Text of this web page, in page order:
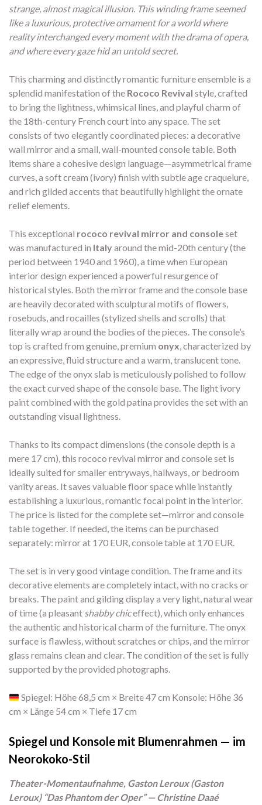
strange, almost magical illusion. This winding frame seemed
like a luxurious, protective ornament for a world where
reality interchanged every moment with the drama of opera,
and where every gaze hid an untold secret.
This charming and distinctly romantic furniture ensemble is a
splendid manifestation of the Rococo Revival style, crafted
to bring the lightness, whimsical lines, and playful charm of
the 18th-century French court into any space. The set
consists of two elegantly coordinated pieces: a decorative
wall mirror and a small, wall-mounted console table. Both
items share a cohesive design language—asymmetrical frame
curves, a soft cream (ivory) finish with subtle age craquelure,
and rich gilded accents that beautifully highlight the ornate
relief elements.
This exceptional rococo revival mirror and consoleset
was manufactured in Italyaround the mid-20th century (the
period between 1940 and 1960), a time when European
interior design experienced a powerful resurgence of
historical styles. Both the mirror frame and the console base
are heavily decorated with sculptural motifs of flowers,
rosebuds, and rocailles (stylized shells and scrolls) that
literally wrap around the bodies of the pieces. The console’s
top is crafted from genuine, premium onyx, characterized by
an expressive, fluid structure and a warm, translucent tone.
The edge of the onyx slab is meticulously polished to follow
the exact curved shape of the console base. The light ivory
paint combined with the gold patina provides the set with an
outstanding visual lightness.
Thanks to its compact dimensions (the console depth is a
mere 17 cm), this rococo revival mirror and console set is
ideally suited for smaller entryways, hallways, or bedroom
vanity areas. It saves valuable floor space while instantly
establishing a luxurious, romantic focal point in the interior.
The price is listed for the complete set—mirror and console
table together. If needed, the items can be purchased
separately: mirror at 170 EUR, console table at 170 EUR.
The set is in very good vintage condition. The frame and its
decorative elements are completely intact, with no cracks or
breaks. The paint and gilding display a very light, natural wear
of time (a pleasant shabby chiceffect), which only enhances
the authentic and historical charm of the furniture. The onyx
surface is flawless, without scratches or chips, and the mirror
glass remains clean and clear. The condition of the set is fully
supported by the provided photographs.
Spiegel: Höhe 68,5 cm × Breite 47 cm Konsole: Höhe 36
cm × Länge 54 cm × Tiefe 17 cm
Spiegel und Konsole mit Blumenrahmen — im
Neorokoko-Stil
Theater-Momentaufnahme, Gaston Leroux (Gaston
Leroux) “Das Phantom der Oper” — Christine Daaé